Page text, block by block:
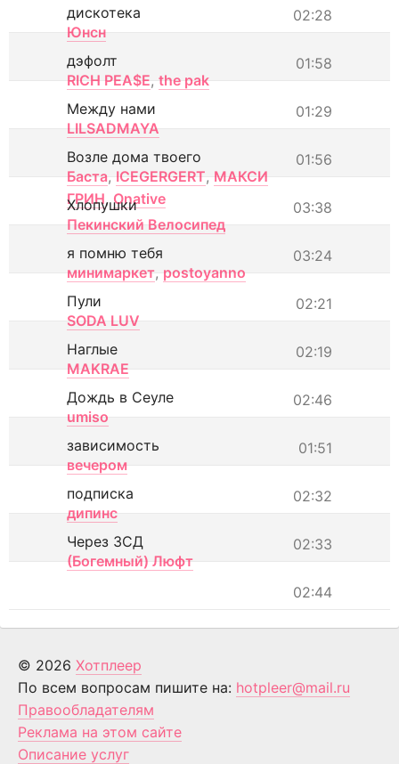
02:28
дискотека
Юнсн
01:58
дэфолт
RICH PEA$E, the pak
01:29
Между нами
LILSADMAYA
01:56
Возле дома твоего
Баста, ICEGERGERT, МАКСИ
ГРИН, Onative 03:38
Хлопушки
Пекинский Велосипед
03:24
я помню тебя
минимаркет, postoyanno
02:21
Пули
SODA LUV
02:19
Наглые
MAKRAE
02:46
Дождь в Сеуле
umiso
01:51
зависимость
вечером
02:32
подписка
дипинс
02:33
Через ЗСД
(Богемный) Люфт
02:44
© 2026 Хотплеер
По всем вопросам пишите на: hotpleer@mail.ru
Правообладателям
Реклама на этом сайте
Описание услуг